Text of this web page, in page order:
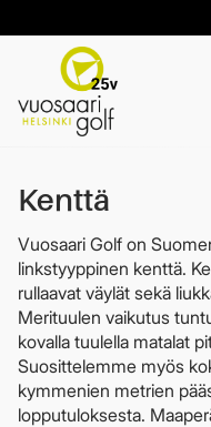
Kenttä
Vuosaari Golf on
linkstyyppinen kenttä.
rullaavat väylät sekä
Merituulen vaikutus
kovalla tuulella matalat
Suosittelemme myös
kymmenien metrien
lopputuloksesta.